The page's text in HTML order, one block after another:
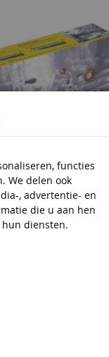
En Accessoires - LCVP
En Personeel
functies
We delen ook
, advertentie- en
die u aan hen
diensten.